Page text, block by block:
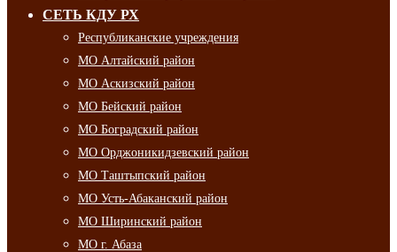
СЕТЬ КДУ РХ
Республиканские учреждения
МО Алтайский район
МО Аскизский район
МО Бейский район
МО Боградский район
МО Орджоникидзевский район
МО Таштыпский район
МО Усть-Абаканский район
МО Ширинский район
МО г. Абаза